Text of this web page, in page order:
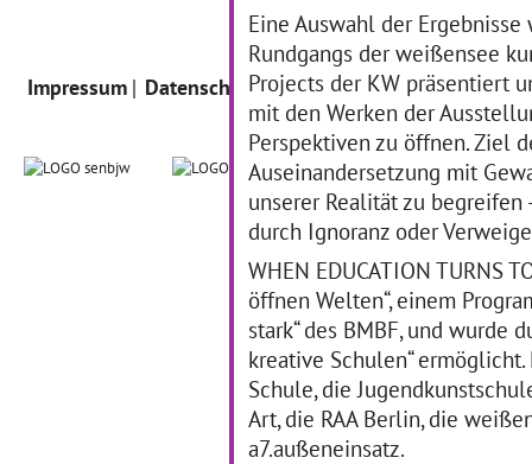
Eine Auswahl der
Rundgangs der weißensee
Projects der KW präsentiert
mit den Werken der
Perspektiven zu öffnen. Ziel
Auseinandersetzung mit
unserer Realität zu
durch Ignoranz oder
WHEN EDUCATION TURNS
öffnen Welten“, einem
stark“ des BMBF, und wurde
kreative Schulen“
Schule, die
Art, die RAA Berlin, die
a7.außeneinsatz.
Impressum Datenschutz Intern